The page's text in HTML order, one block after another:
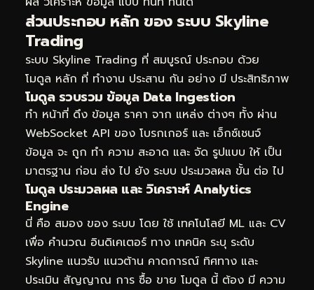
ส่วนประกอบ หลัก ของ ระบบ Skyline
Trading
ระบบ Skyline Trading ที่ สมบูรณ์ ประกอบ ด้วย
โมดูล หลัก ที่ ทำงาน ประสาน กัน อย่าง มี ประสิทธิภาพ
โมดูล รวบรวม ข้อมูล Data Ingestion
ทำ หน้าที่ ดึง ข้อมูล ราคา จาก แหล่ง ต่างๆ ทั้ง ผ่าน
WebSocket API ของ โบรกเกอร์ และ เอ็กซ์เชนจ์
ข้อมูล จะ ถูก ทำ ความ สะอาด และ จัด รูปแบบ ให้ เป็น
มาตรฐาน ก่อน ส่ง ไป ยัง ระบบ ประมวลผล ขั้น ต่อ ไป
โมดูล ประมวลผล และ วิเคราะห์ Analytics
Engine
นี่ คือ สมอง ของ ระบบ โดย ใช้ เทคโนโลยี ML และ CV
เพื่อ คำนวณ อินดิเคเตอร์ ทาง เทคนิค ระบุ ระดับ
Skyline แนวรับ แนวต้าน คาดการณ์ ทิศทาง และ
ประเมิน สัญญาณ การ ซื้อ ขาย โมดูล นี้ ต้อง มี ความ